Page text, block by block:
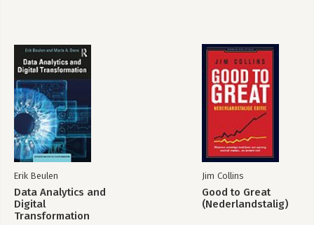
Erik Beulen
Data Analytics and
Digital
Transformation
Jim Collins
Good to Great
(Nederlandstalig)